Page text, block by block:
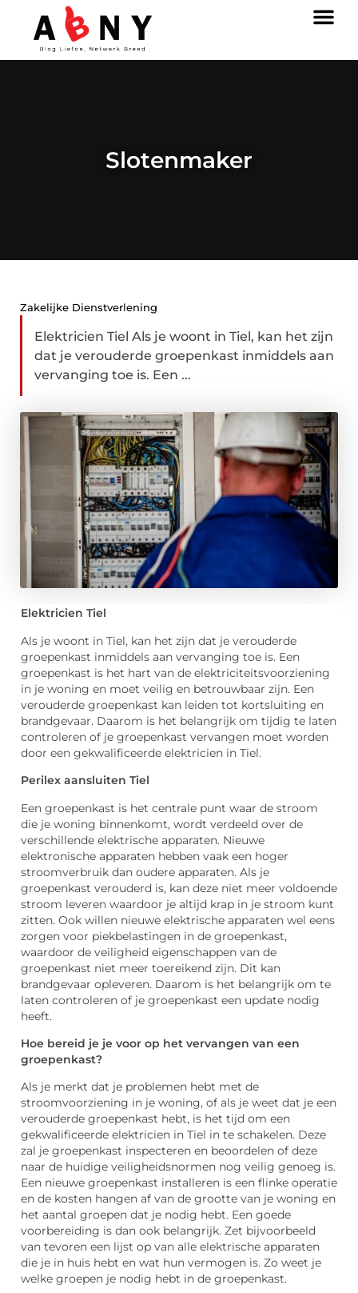
Slotenmaker
Zakelijke Dienstverlening
Elektricien Tiel Als je woont in Tiel, kan het zijn
dat je verouderde groepenkast inmiddels aan
vervanging toe is. Een ...
Elektricien Tiel
Als je woont in Tiel, kan het zijn dat je verouderde
groepenkast inmiddels aan vervanging toe is. Een
groepenkast is het hart van de elektriciteitsvoorziening
in je woning en moet veilig en betrouwbaar zijn. Een
verouderde groepenkast kan leiden tot kortsluiting en
brandgevaar. Daarom is het belangrijk om tijdig te laten
controleren of je groepenkast vervangen moet worden
door een gekwalificeerde elektricien in Tiel.
Perilex aansluiten Tiel
Een groepenkast is het centrale punt waar de stroom
die je woning binnenkomt, wordt verdeeld over de
verschillende elektrische apparaten. Nieuwe
elektronische apparaten hebben vaak een hoger
stroomverbruik dan oudere apparaten. Als je
groepenkast verouderd is, kan deze niet meer voldoende
stroom leveren waardoor je altijd krap in je stroom kunt
zitten. Ook willen nieuwe elektrische apparaten wel eens
zorgen voor piekbelastingen in de groepenkast,
waardoor de veiligheid eigenschappen van de
groepenkast niet meer toereikend zijn. Dit kan
brandgevaar opleveren. Daarom is het belangrijk om te
laten controleren of je groepenkast een update nodig
heeft.
Hoe bereid je je voor op het vervangen van een
groepenkast?
Als je merkt dat je problemen hebt met de
stroomvoorziening in je woning, of als je weet dat je een
verouderde groepenkast hebt, is het tijd om een
gekwalificeerde elektricien in Tiel in te schakelen. Deze
zal je groepenkast inspecteren en beoordelen of deze
naar de huidige veiligheidsnormen nog veilig genoeg is.
Een nieuwe groepenkast installeren is een flinke operatie
en de kosten hangen af van de grootte van je woning en
het aantal groepen dat je nodig hebt. Een goede
voorbereiding is dan ook belangrijk. Zet bijvoorbeeld
van tevoren een lijst op van alle elektrische apparaten
die je in huis hebt en wat hun vermogen is. Zo weet je
welke groepen je nodig hebt in de groepenkast.